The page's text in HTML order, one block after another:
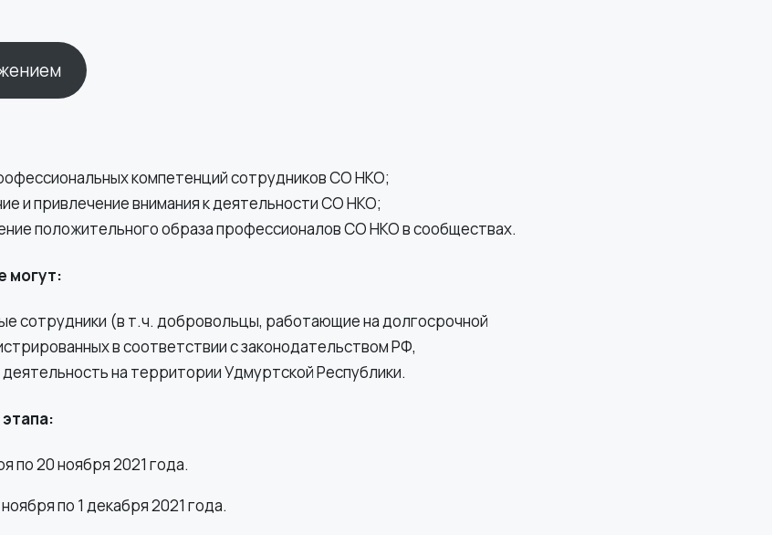
компетенций сотрудников СО НКО;
и привлечение внимания к деятельности СО НКО;
положительного образа профессионалов СО НКО в сообществах.
могут:
сотрудники (в т.ч. добровольцы, работающие на долгосрочной
в соответствии с законодательством РФ,
на территории Удмуртской Республики.
по 20 ноября 2021 года.
по 1 декабря 2021 года.